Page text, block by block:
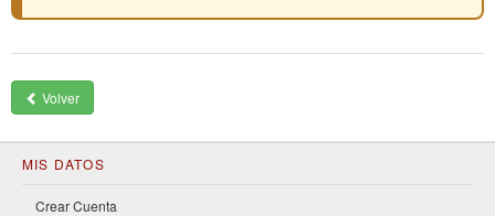
Volver
MIS DATOS
Crear Cuenta